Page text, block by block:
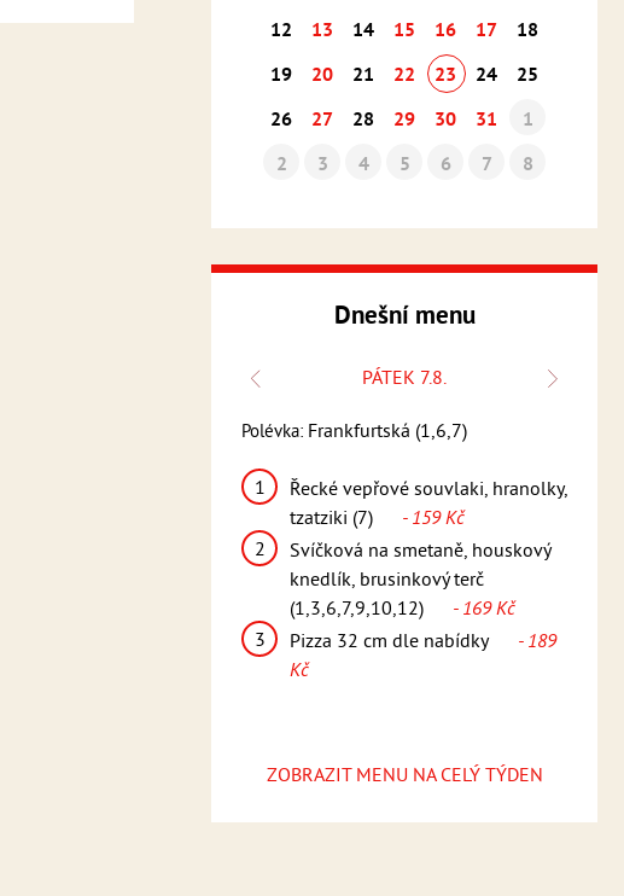
12
13 14 15 16 17
18
19
20 21 22 23 24
25
26
27 28 29 30 31
1
2
3 4 5 6 7 8
Dnešní menu
PÁTEK 7.8.
Polévka: Frankfurtská (1,6,7)
1
Řecké vepřové souvlaki, hranolky,
tzatziki (7)
- 159 Kč
2
Svíčková na smetaně, houskový
knedlík, brusinkový terč
(1,3,6,7,9,10,12)
- 169 Kč
3
Pizza 32 cm dle nabídky
- 189
Kč
ZOBRAZIT MENU NA CELÝ TÝDEN